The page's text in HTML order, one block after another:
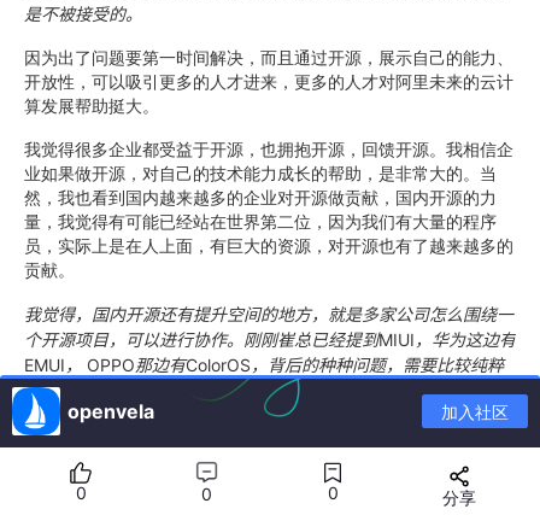
是不被接受的。
因为出了问题要第一时间解决，而且通过开源，展示自己的能力、
开放性，可以吸引更多的人才进来，更多的人才对阿里未来的云计
算发展帮助挺大。
我觉得很多企业都受益于开源，也拥抱开源，回馈开源。我相信企
业如果做开源，对自己的技术能力成长的帮助，是非常大的。当
然，我也看到国内越来越多的企业对开源做贡献，国内开源的力
量，我觉得有可能已经站在世界第二位，因为我们有大量的程序
员，实际上是在人上面，有巨大的资源，对开源也有了越来越多的
贡献。
我觉得，国内开源还有提升空间的地方，就是多家公司怎么围绕一
个开源项目，可以进行协作。刚刚崔总已经提到MIUI ，华为这边有
EMUI ， OPPO那边有ColorOS ，背后的种种问题，需要比较纯粹
的开源组织，能把三家公司或者更多公司凝聚起来的还没有。所以
各家都以自己商业化的角度思考，都选择了闭源。在开源的产品基
础上，做闭源的产品，实际上力量很分散。
但这不是一个例子，我们服务器
停更之后，服务器的操作
系统发新版，能不能形成合力？现在有很多家也没形成合力。国内
openvela 加入社区
0 0
0 分享